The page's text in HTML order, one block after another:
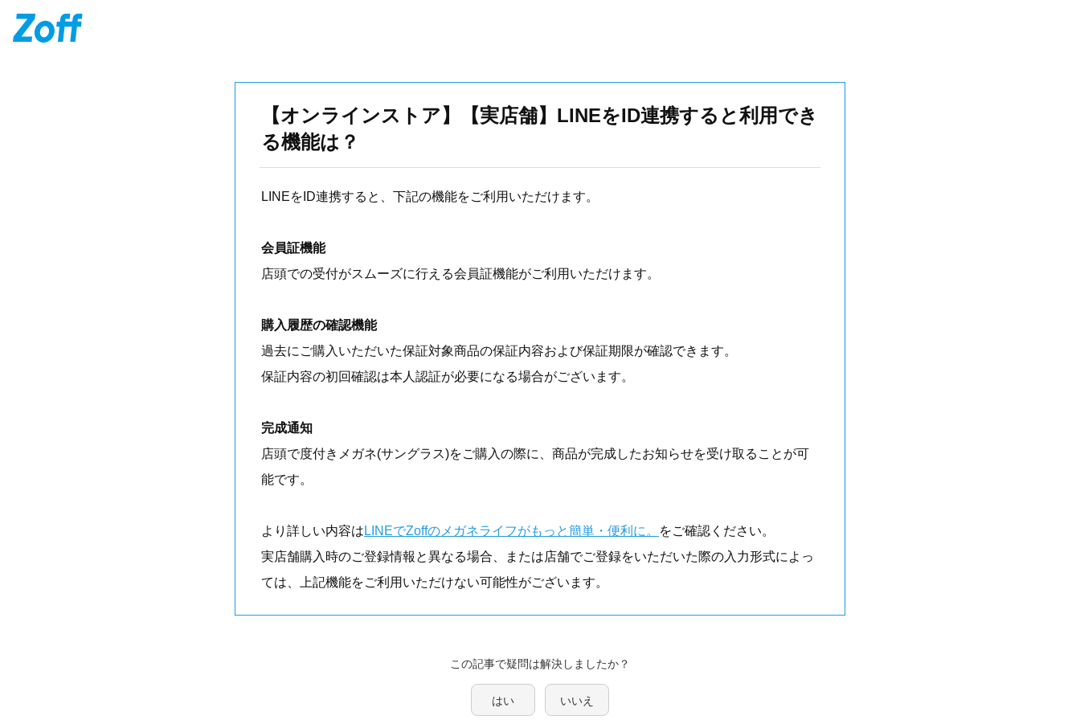
【オンラインストア】【実店舗】LINEをID連携すると利用でき
る機能は？
LINEをID連携すると、下記の機能をご利用いただけます。
会員証機能
店頭での受付がスムーズに行える会員証機能がご利用いただけます。
購入履歴の確認機能
過去にご購入いただいた保証対象商品の保証内容および保証期限が確認できます。
保証内容の初回確認は本人認証が必要になる場合がございます。
完成通知
店頭で度付きメガネ(サングラス)をご購入の際に、商品が完成したお知らせを受け取ることが可
能です。
より詳しい内容は LINEでZoffのメガネライフがもっと簡単・便利に。
をご確認ください。
実店舗購入時のご登録情報と異なる場合、または店舗でご登録をいただいた際の入力形式によっ
ては、上記機能をご利用いただけない可能性がございます。
この記事で疑問は解決しましたか？
はい いいえ